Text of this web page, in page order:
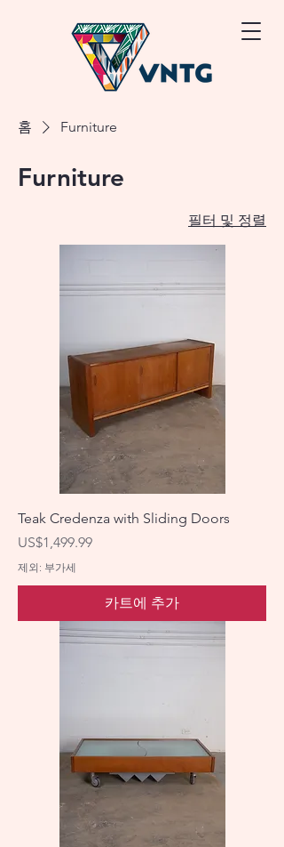
홈 Furniture
Furniture
필터 및 정렬
Teak Credenza with Sliding Doors
가격
US$1,499.99
제외: 부가세
카트에 추가